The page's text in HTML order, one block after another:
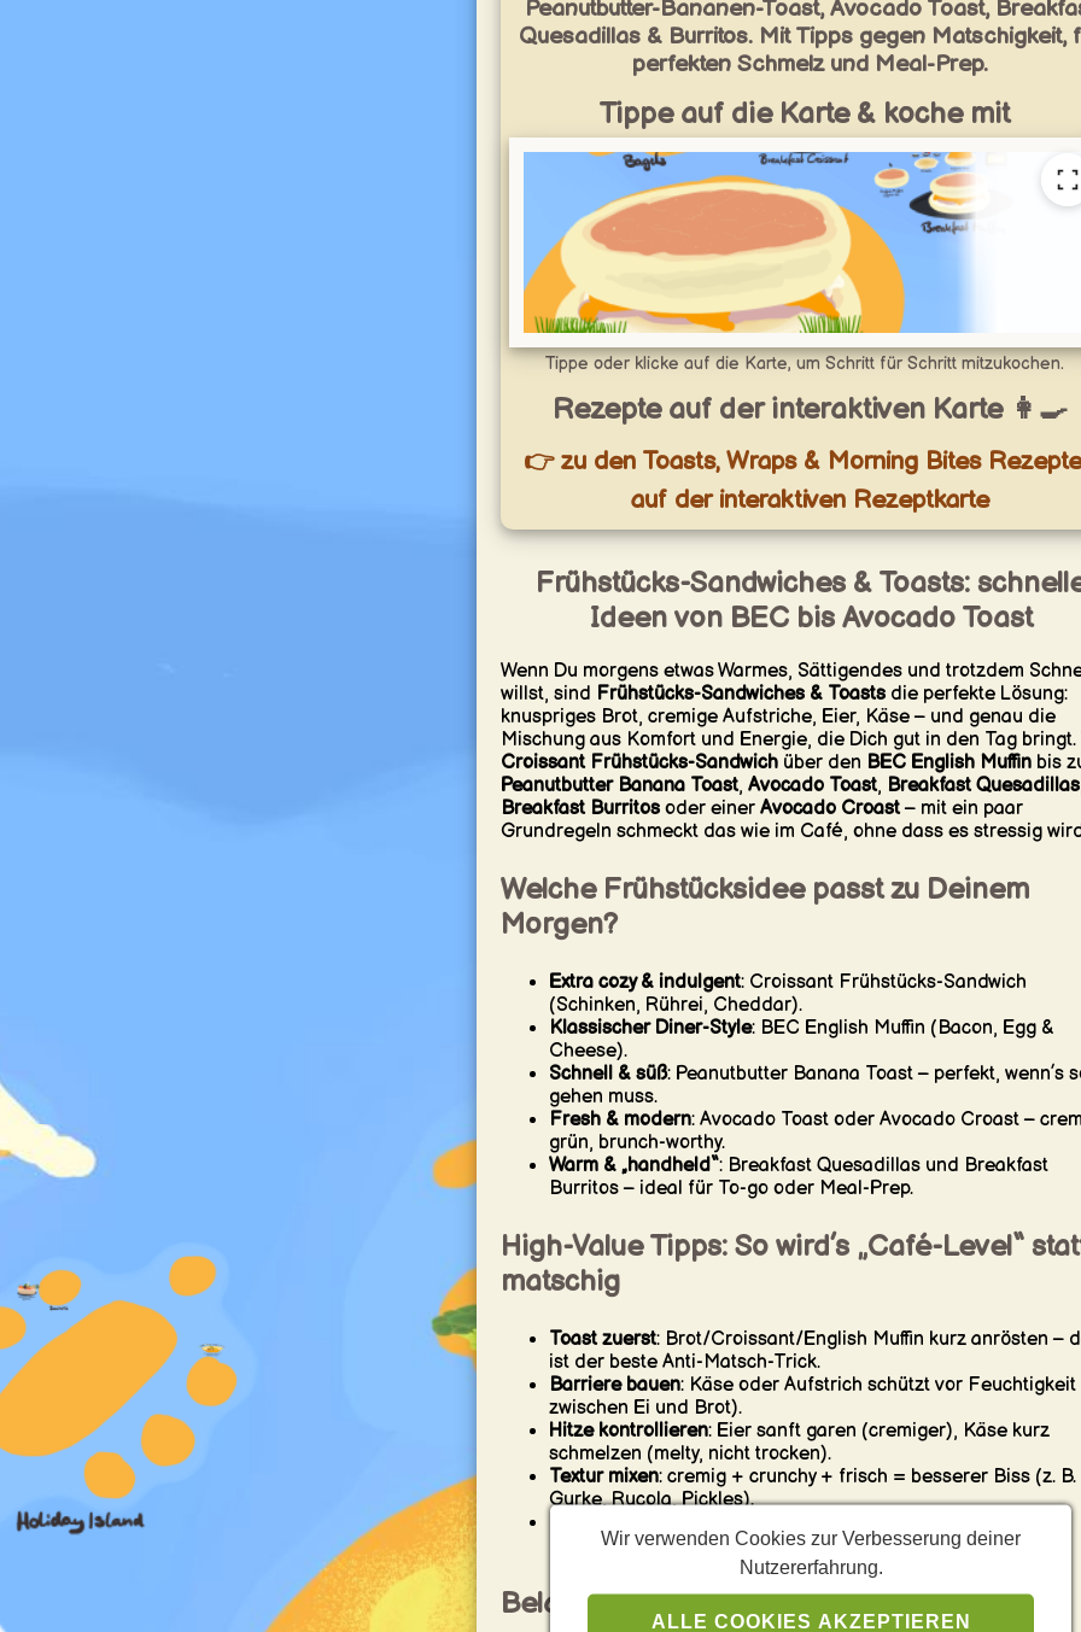
Peanutbutter-Bananen-Toast, Avocado Toast,
Quesadillas & Burritos. Mit Tipps gegen Matschigkeit,
perfekten Schmelz und Meal-Prep.
Tippe auf die Karte & koche mit
Tippe oder klicke auf die Karte, um Schritt für Schritt mitzukochen.
Rezepte auf der interaktiven Karte 👩‍🍳
👉 zu den Toasts, Wraps & Morning Bites
auf der interaktiven Rezeptkarte
Frühstücks-Sandwiches & Toasts:
Ideen von BEC bis Avocado Toast
Wenn Du morgens etwas Warmes, Sättigendes und trotzdem
willst, sind Frühstücks-Sandwiches & Toastsdie perfekte Lösung:
knuspriges Brot, cremige Aufstriche, Eier, Käse – und genau die
Mischung aus Komfort und Energie, die Dich gut in den Tag bringt.
Croissant Frühstücks-Sandwichüber den BEC English Muffinbis
Peanutbutter Banana Toast, Avocado Toast, Breakfast Quesadillas
Breakfast Burritosoder einer Avocado Croast– mit ein paar
Grundregeln schmeckt das wie im Café, ohne dass es stressig
Welche Frühstücksidee passt zu Deinem
Morgen?
Extra cozy & indulgent: Croissant Frühstücks-Sandwich
(Schinken, Rührei, Cheddar).
Klassischer Diner-Style: BEC English Muffin (Bacon, Egg &
Cheese).
Schnell & süß: Peanutbutter Banana Toast – perfekt, wenn’s
gehen muss.
Fresh & modern: Avocado Toast oder Avocado Croast –
grün, brunch-worthy.
Warm & „handheld“: Breakfast Quesadillas und Breakfast
Burritos – ideal für To-go oder Meal-Prep.
High-Value Tipps: So wird’s „Café-Level“
matschig
Toast zuerst: Brot/Croissant/English Muffin kurz anrösten –
ist der beste Anti-Matsch-Trick.
Barriere bauen: Käse oder Aufstrich schützt vor Feuchtigkeit
zwischen Ei und Brot).
Hitze kontrollieren: Eier sanft garen (cremiger), Käse kurz
schmelzen (melty, nicht trocken).
Textur mixen: cremig + crunchy + frisch = besserer Biss (z. B.
Gurke, Rucola, Pickles).
Sauce macht alles leichter.
Belag-Baukasten: so kombinierst Du richtig
Wir verwenden Cookies zur Verbesserung deiner
Nutzererfahrung.
ALLE COOKIES AKZEPTIEREN